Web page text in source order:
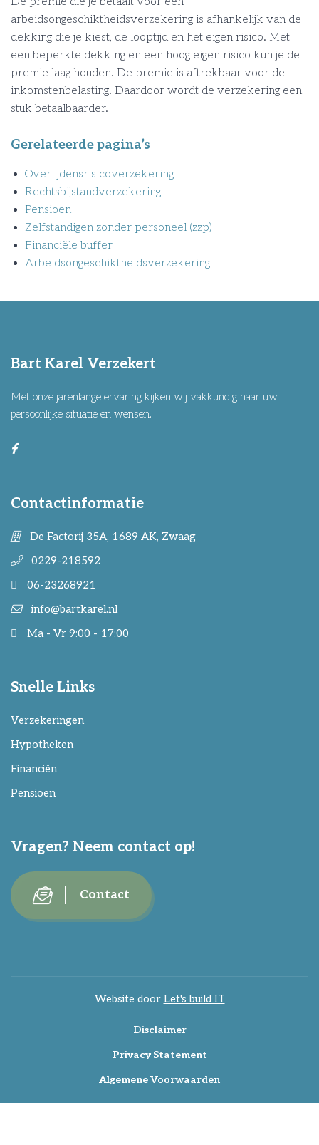
arbeidsongeschiktheidsverzekering is afhankelijk van de
dekking die je kiest, de looptijd en het eigen risico. Met
een beperkte dekking en een hoog eigen risico kun je de
premie laag houden. De premie is aftrekbaar voor de
inkomstenbelasting. Daardoor wordt de verzekering een
stuk betaalbaarder.
Gerelateerde pagina’s
Overlijdensrisicoverzekering
Rechtsbijstandverzekering
Pensioen
Zelfstandigen zonder personeel (zzp)
Financiële buffer
Arbeidsongeschiktheidsverzekering
Bart Karel Verzekert
Met onze jarenlange ervaring kijken wij vakkundig naar uw
persoonlijke situatie en wensen.
Contactinformatie
De Factorij 35A, 1689 AK, Zwaag
0229-218592
06-23268921
info@bartkarel.nl
Ma - Vr 9:00 - 17:00
Snelle Links
Verzekeringen
Hypotheken
Financiën
Pensioen
Vragen? Neem contact op!
Contact
Website door Let's build IT
Disclaimer
Privacy Statement
Algemene Voorwaarden